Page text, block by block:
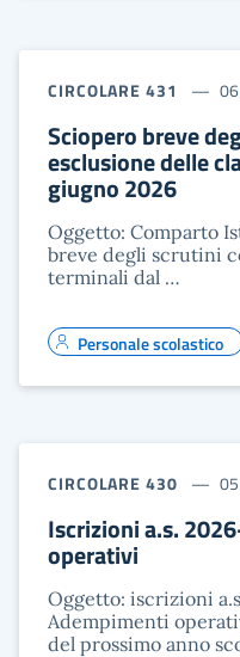
CIRCOLARE 431
Sciopero breve
esclusione delle
giugno 2026
Oggetto: Comparto
breve degli scrutini
terminali dal …
Personale scolastico
CIRCOLARE 430
Iscrizioni a.s.
operativi
Oggetto: iscrizioni
Adempimenti
del prossimo anno